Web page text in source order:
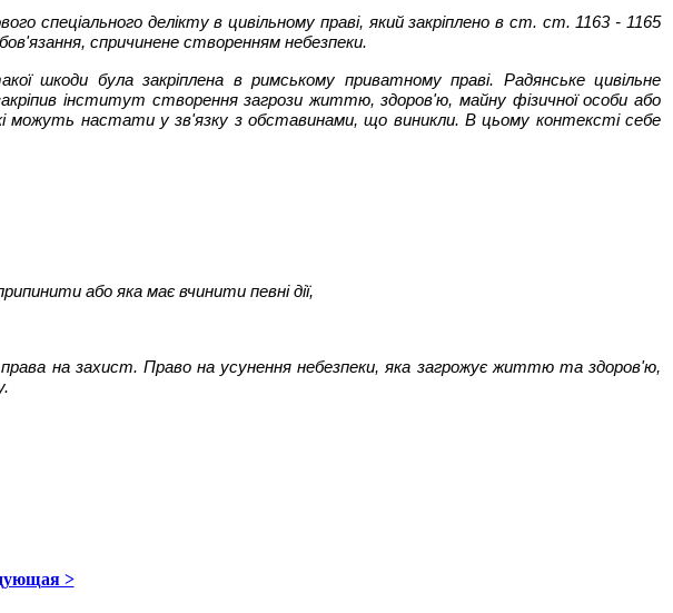
спеціального делікту в цивільному праві, який закріплено в ст. ст. 1163 - 1165
спричинене створенням небезпеки.
шкоди була закріплена в римському приватному праві. Радянське цивільне
інститут створення загрози життю, здоров'ю, майну фізичної особи або
можуть настати у зв'язку з обставинами, що виникли. В цьому контексті себе
або яка має вчинити певні дії,
права на захист. Право на усунення небезпеки, яка загрожує життю та здоров'ю,
>